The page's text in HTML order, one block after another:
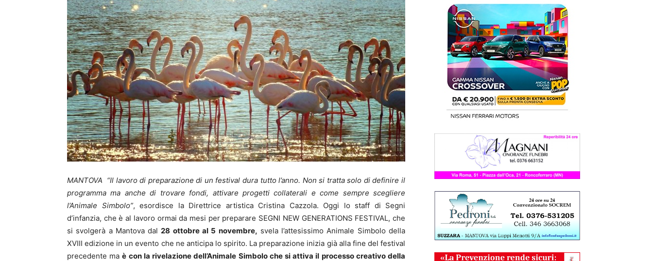
Mantova
MANTOVA “Il lavoro di preparazione di un festival dura tutto l’anno. Non si tratta solo di definire il
programma ma anche di trovare fondi, attivare progetti collaterali e come sempre scegliere
l’Animale Simbolo”, esordisce la Direttrice artistica Cristina Cazzola. Oggi lo staff di Segni
d’infanzia, che è al lavoro ormai da mesi per preparare SEGNI NEW GENERATIONS FESTIVAL, che
si svolgerà a Mantova dal28 ottobre al 5 novembre, svela l’attesissimo Animale Simbolo della
XVIII edizione in un evento che ne anticipa lo spirito. La preparazione inizia già alla fine del festival
precedente maè con la rivelazione dell’Animale Simbolo che si attiva il processo creativo della